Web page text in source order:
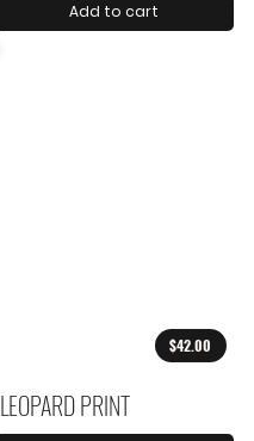
Add to cart
$42.00
LEOPARD PRINT